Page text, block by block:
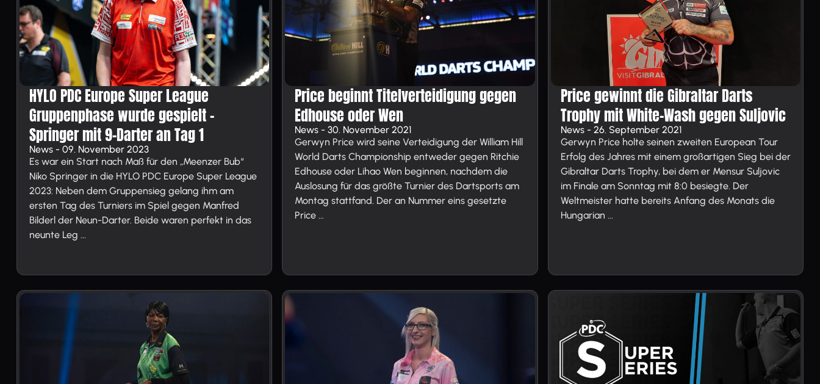
HYLO PDC Europe Super League
Gruppenphase wurde gespielt –
Springer mit 9-Darter an Tag 1
News - 09. November 2023
Es war ein Start nach Maß für den „Meenzer Bub“
Niko Springer in die HYLO PDC Europe Super League
2023: Neben dem Gruppensieg gelang ihm am
ersten Tag des Turniers im Spiel gegen Manfred
Bilderl der Neun-Darter. Beide waren perfekt in das
neunte Leg ...
Price beginnt Titelverteidigung gegen
Edhouse oder Wen
News - 30. November 2021
Gerwyn Price wird seine Verteidigung der William Hill
World Darts Championship entweder gegen Ritchie
Edhouse oder Lihao Wen beginnen, nachdem die
Auslosung für das größte Turnier des Dartsports am
Montag stattfand. Der an Nummer eins gesetzte
Price ...
Price gewinnt die Gibraltar Darts
Trophy mit White-Wash gegen Suljovic
News - 26. September 2021
Gerwyn Price holte seinen zweiten European Tour
Erfolg des Jahres mit einem großartigen Sieg bei der
Gibraltar Darts Trophy, bei dem er Mensur Suljovic
im Finale am Sonntag mit 8:0 besiegte. Der
Weltmeister hatte bereits Anfang des Monats die
Hungarian ...